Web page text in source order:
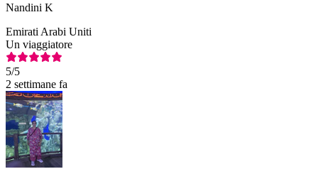
Nandini K
Emirati Arabi Uniti
Un viaggiatore
5/5
2 settimane fa